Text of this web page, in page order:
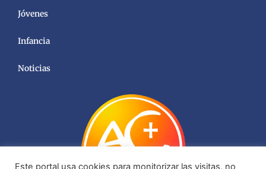
Jóvenes
Infancia
Noticias
Este portal usa cookies para monitorizar las visitas, no